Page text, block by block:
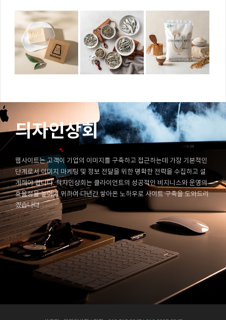
듸자인상회
웹사이트는 고객이 기업의 이미지를 구축하고 접근하는데 가장 기본적인
단계로서 이미지 마케팅 및 정보 전달을 위한 명확한 전략을 수집하고 설
계해야 합니다. 듸자인상회는 클라이언트의 성공적인 비지니스와 운영의
효율성을 높이기 위하여 다년간 쌓아온 노하우로 사이트 구축을 도와드리
겠습니다.